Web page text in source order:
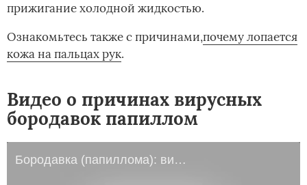
прижигание холодной жидкостью.
Ознакомьтесь также с причинами,­почему лопается
кожа на пальцах рук.
Видео о причинах вирусных
бородавок папиллом
Бородавка (папиллома): вирус, причины, последствия